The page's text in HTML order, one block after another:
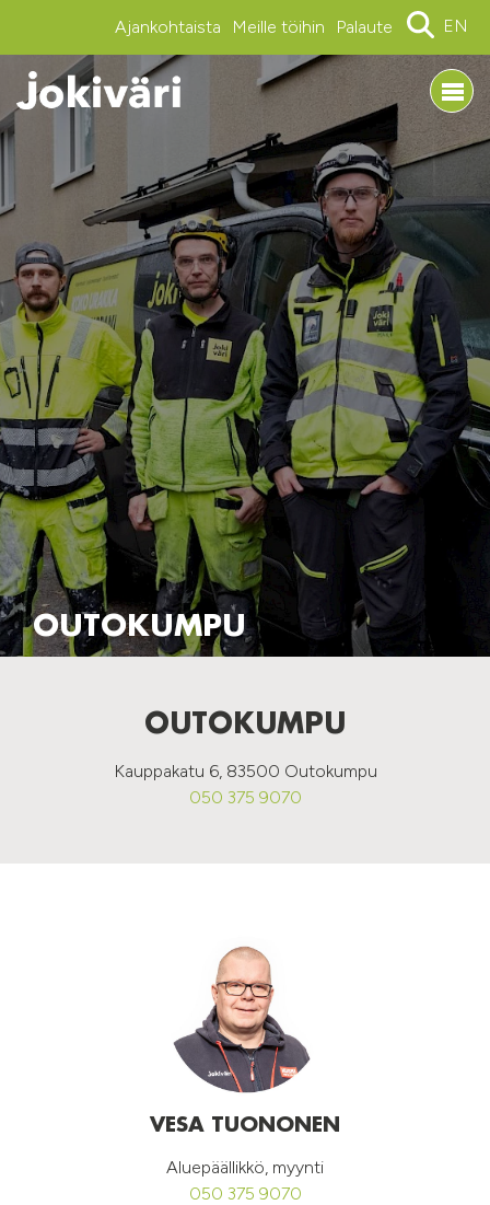
Ajankohtaista Meille töihin Palaute EN
OUTOKUMPU
OUTOKUMPU
Kauppakatu 6, 83500 Outokumpu
050 375 9070
VESA TUONONEN
Aluepäällikkö, myynti
050 375 9070